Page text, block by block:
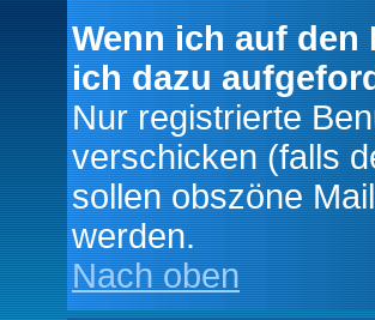
Wenn ich auf den
ich dazu
Nur registrierte
verschicken (falls
sollen obszöne
werden.
Nach oben